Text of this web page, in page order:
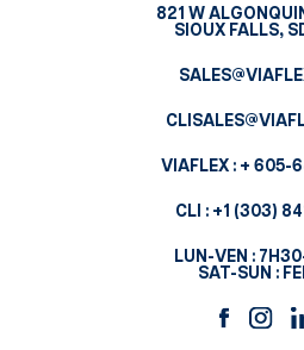
821 W
SIOUX FALLS,
VIAFLEX : + 605-
CLI : +1 (303)
LUN-VEN :
SAT-SUN :